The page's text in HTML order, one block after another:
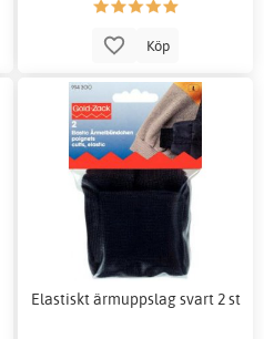
Köp
Elastiskt ärmuppslag svart 2 st